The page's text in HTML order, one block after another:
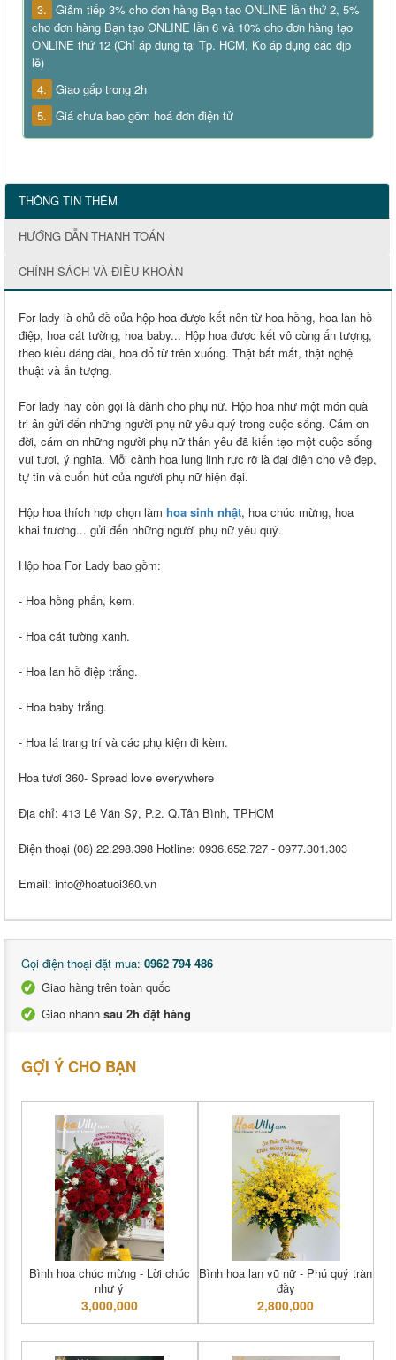
3. Giảm tiếp 3% cho đơn hàng Bạn tạo ONLINE lần thứ 2, 5%
cho đơn hàng Bạn tạo ONLINE lần 6 và 10% cho đơn hàng tạo
ONLINE thứ 12 (Chỉ áp dụng tại Tp. HCM, Ko áp dụng các dịp
lễ)
4. Giao gấp trong 2h
5. Giá chưa bao gồm hoá đơn điện tử
THÔNG TIN THÊM
HƯỚNG DẪN THANH TOÁN
CHÍNH SÁCH VÀ ĐIỀU KHOẢN
For lady là chủ đề của hộp hoa được kết nên từ hoa hồng, hoa lan hồ
điệp, hoa cát tường, hoa baby... Hộp hoa được kết vô cùng ấn tượng,
theo kiểu dáng dài, hoa đổ từ trên xuống. Thật bắt mắt, thật nghệ
thuật và ấn tượng.
For lady hay còn gọi là dành cho phụ nữ. Hộp hoa như một món quà
tri ân gửi đến những người phụ nữ yêu quý trong cuộc sống. Cám ơn
đời, cám ơn những người phụ nữ thân yêu đã kiến tạo một cuộc sống
vui tươi, ý nghĩa. Mỗi cành hoa lung linh rực rỡ là đại diện cho vẻ đẹp,
tự tin và cuốn hút của người phụ nữ hiện đại.
Hộp hoa thích hợp chọn làm hoa sinh nhật, hoa chúc mừng, hoa
khai trương... gửi đến những người phụ nữ yêu quý.
Hộp hoa For Lady bao gồm:
- Hoa hồng phấn, kem.
- Hoa cát tường xanh.
- Hoa lan hồ điệp trắng.
- Hoa baby trắng.
- Hoa lá trang trí và các phụ kiện đi kèm.
Hoa tươi 360- Spread love everywhere
Địa chỉ: 413 Lê Văn Sỹ, P.2. Q.Tân Bình, TPHCM
Điện thoại (08) 22.298.398 Hotline: 0936.652.727 - 0977.301.303
Email: info@hoatuoi360.vn
Gọi điện thoại đặt mua: 0962 794 486
Giao hàng trên toàn quốc
Giao nhanh sau 2h đặt hàng
GỢI Ý CHO BẠN
Bình hoa chúc mừng - Lời chúc
như ý
3,000,000
Bình hoa lan vũ nữ - Phú quý tràn
đầy
2,800,000